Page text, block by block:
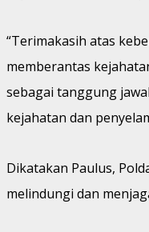
“Terimakasih atas
memberantas
sebagai tanggung
kejahatan dan
Dikatakan Paulus,
melindungi dan